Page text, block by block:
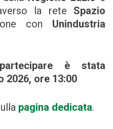
la rete Spazio
con Unindustria
è stata
2026, ore 13:00
pagina dedicata.